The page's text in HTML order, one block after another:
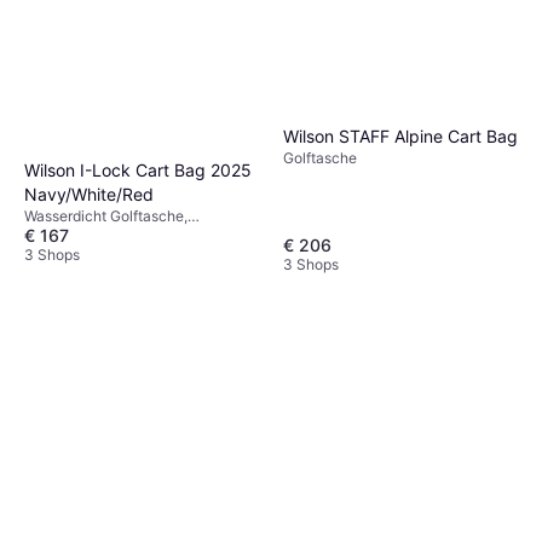
Wilson I-Lock Cart Bag 2025
Navy/White/Red
Wasserdicht Golftasche,
Golfwagentasche
€ 167
3 Shops
Wilson STAFF Alpine Cart Bag
Golftasche
€ 206
3 Shops